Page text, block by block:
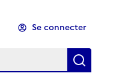
Se connecter